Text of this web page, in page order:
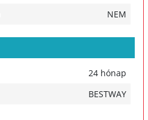
NEM
24 hónap
BESTWAY